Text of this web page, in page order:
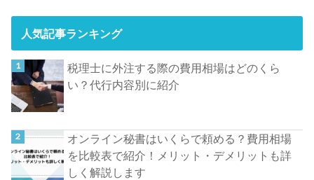
人気記事ランキング
税理士に外注する際の費用相場はどのくら
い？代行内容別に紹介
オンライン秘書はいくらで頼める？費用相場
を比較表で紹介！メリット・デメリットも詳
しく解説します